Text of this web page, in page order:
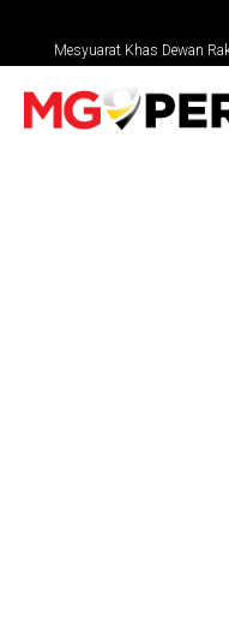
Mesyuarat Khas Dewan